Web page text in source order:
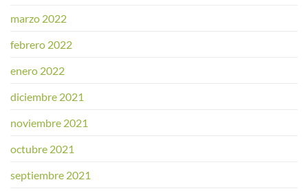
marzo 2022
febrero 2022
enero 2022
diciembre 2021
noviembre 2021
octubre 2021
septiembre 2021